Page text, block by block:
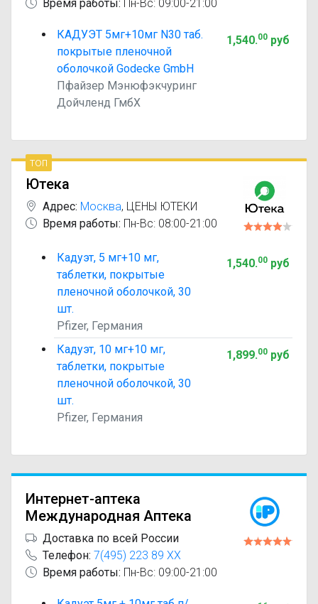
Время работы: Пн-Вс: 09:00-21:00
КАДУЭТ 5мг+10мг N30 таб.
покрытые пленочной
оболочкой Godecke GmbH
Пфайзер Мэнюфэкчуринг
Дойчленд ГмбХ
1,540.00руб
топ
Ютека
Адрес: Москва, ЦЕНЫ ЮТЕКИ
Время работы: Пн-Вс: 08:00-21:00
Кадуэт, 5 мг+10 мг,
таблетки, покрытые
пленочной оболочкой, 30
шт.
Pfizer, Германия
1,540.00руб
Кадуэт, 10 мг+10 мг,
таблетки, покрытые
пленочной оболочкой, 30
шт.
Pfizer, Германия
1,899.00руб
Интернет-аптека
Международная Аптека
Доставка по всей России
Телефон: 7(495) 223 89 XX
Время работы: Пн-Вс: 09:00-21:00